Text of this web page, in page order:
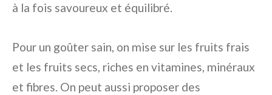
à la fois savoureux et équilibré.
Pour un goûter sain, on mise sur les fruits frais
et les fruits secs, riches en vitamines, minéraux
et fibres. On peut aussi proposer des